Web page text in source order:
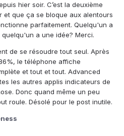
hier soir. C’est la deuxième
que ça se bloque aux alentours
parfaitement. Quelqu'un a
a une idée? Merci.
de se résoudre tout seul. Après
le téléphone affiche
et tout et tout. Advanced
les autres applis indicateurs de
Donc quand même un peu
roule. Désolé pour le post inutile.